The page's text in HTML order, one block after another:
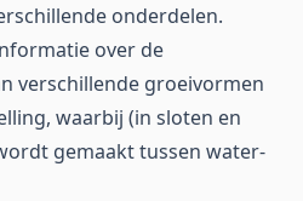
onderdelen.
over de
verschillende groeivormen
waarbij (in sloten en
gemaakt tussen water-